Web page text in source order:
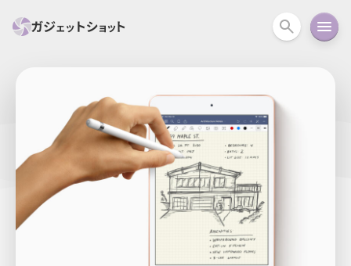
スマホ PC関連 カメラ
スマートホーム アクションカメラ
Mac Android
周辺機器